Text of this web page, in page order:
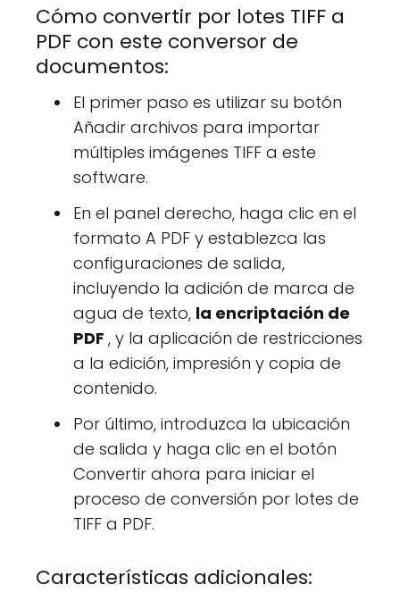
Cómo convertir por lotes TIFF a
PDF con este conversor de
documentos:
El primer paso es utilizar su botón
Añadir archivos para importar
múltiples imágenes TIFF a este
software.
En el panel derecho, haga clic en el
formato A PDF y establezca las
configuraciones de salida,
incluyendo la adición de marca de
agua de texto, la encriptación de
PDF , y la aplicación de restricciones
a la edición, impresión y copia de
contenido.
Por último, introduzca la ubicación
de salida y haga clic en el botón
Convertir ahora para iniciar el
proceso de conversión por lotes de
TIFF a PDF.
Características adicionales: